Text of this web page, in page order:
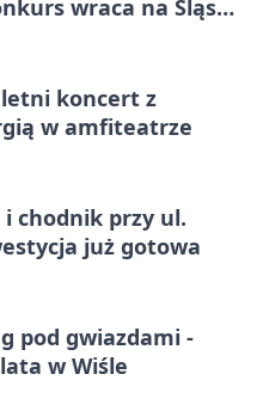
wraca na Śląsk
letni koncert z
w amfiteatrze
chodnik przy ul.
już gotowa
pod gwiazdami -
w Wiśle